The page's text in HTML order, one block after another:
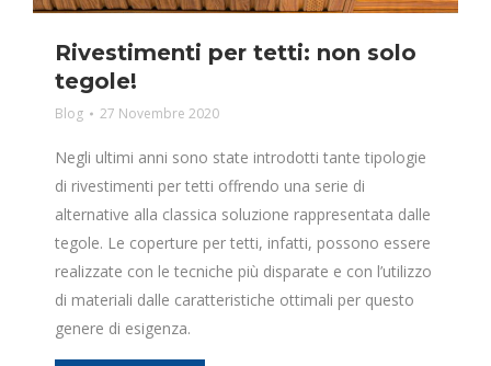
Rivestimenti per tetti: non solo
tegole!
Blog 27 Novembre 2020
Negli ultimi anni sono state introdotti tante tipologie
di rivestimenti per tetti offrendo una serie di
alternative alla classica soluzione rappresentata dalle
tegole. Le coperture per tetti, infatti, possono essere
realizzate con le tecniche più disparate e con l’utilizzo
di materiali dalle caratteristiche ottimali per questo
genere di esigenza.